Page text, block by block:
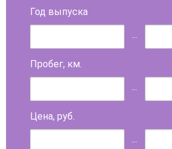
Год выпуска
...
Пробег, км.
...
Цена, руб.
...